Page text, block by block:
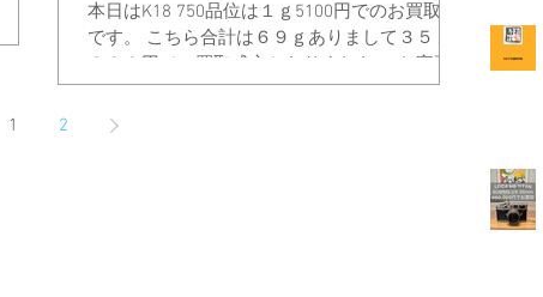
本日はK18 750品位は１ｇ5100円でのお買取り
です。 こちら合計は６９ｇありまして３５１
９００円での買取成立となりました。 お宝専
科豊橋店ではお客様の目の前で全て査定してお
ります。 商品を預かって事務所に持ち込んだ
1 2